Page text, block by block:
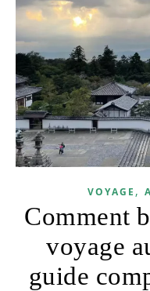
VOYAGE ,
Comment
voyage
guide